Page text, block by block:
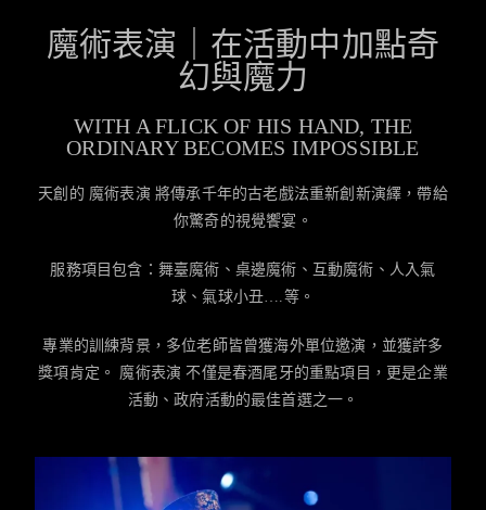
魔術表演｜在活動中加點奇
幻與魔力
WITH A FLICK OF HIS HAND, THE
ORDINARY BECOMES IMPOSSIBLE
天創的 魔術表演 將傳承千年的古老戲法重新創新演繹，帶給
你驚奇的視覺饗宴。
服務項目包含：舞臺魔術、桌邊魔術、互動魔術、人入氣
球、氣球小丑….等。
專業的訓練背景，多位老師皆曾獲海外單位邀演，並獲許多
獎項肯定。 魔術表演 不僅是春酒尾牙的重點項目，更是企業
活動、政府活動的最佳首選之一。